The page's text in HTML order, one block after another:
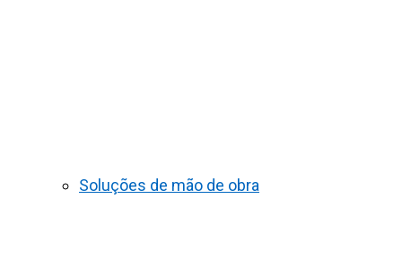
Soluções de mão de obra